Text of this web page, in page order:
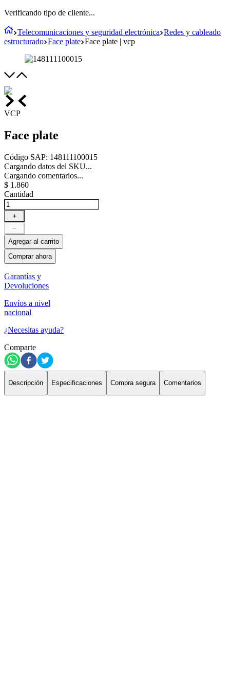
Verificando tipo de cliente...
Telecomunicaciones y seguridad electrónica Redes y cableado
estructurado Face plate Face plate | vcp
VCP
Face plate
Código SAP: 148111100015
Cargando datos del SKU...
Cargando comentarios...
$ 1 .860
Cantidad
＋
－
Agregar al carrito
Comprar ahora
Garantías y
Devoluciones
Envíos a nivel
nacional
¿Necesitas ayuda?
Comparte
Descripción Especificaciones Compra segura Comentarios